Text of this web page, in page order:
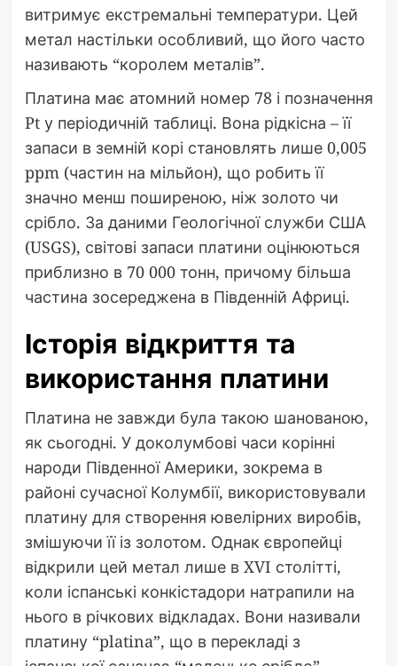
витримує екстремальні температури. Цей
метал настільки особливий, що його часто
називають “королем металів”.
Платина має атомний номер 78 і позначення
Pt у періодичній таблиці. Вона рідкісна – її
запаси в земній корі становлять лише 0,005
ppm (частин на мільйон), що робить її
значно менш поширеною, ніж золото чи
срібло. За даними Геологічної служби США
(USGS), світові запаси платини оцінюються
приблизно в 70 000 тонн, причому більша
частина зосереджена в Південній Африці.
Історія відкриття та
використання платини
Платина не завжди була такою шанованою,
як сьогодні. У доколумбові часи корінні
народи Південної Америки, зокрема в
районі сучасної Колумбії, використовували
платину для створення ювелірних виробів,
змішуючи її із золотом. Однак європейці
відкрили цей метал лише в XVI столітті,
коли іспанські конкістадори натрапили на
нього в річкових відкладах. Вони називали
платину “platina”, що в перекладі з